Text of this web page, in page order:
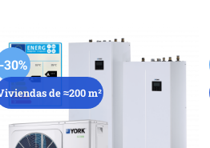
-30%
de ≈200 m²